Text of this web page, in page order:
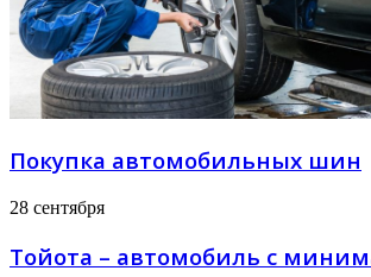
Покупка автомобильных шин
28 сентября
Тойота – автомобиль с